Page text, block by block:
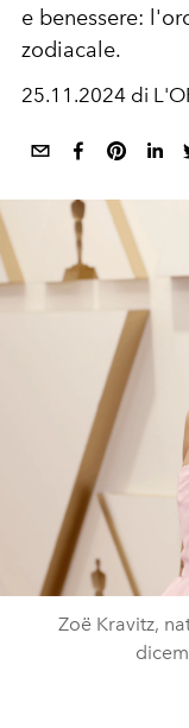
e benessere:
zodiacale.
25.11.2024 di
Zoë Kravitz,